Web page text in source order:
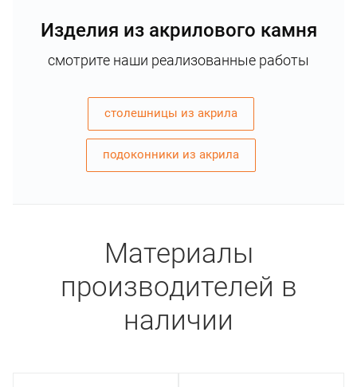
Изделия из акрилового камня
смотрите наши реализованные работы
столешницы из акрила
подоконники из акрила
Материалы
производителей в
наличии